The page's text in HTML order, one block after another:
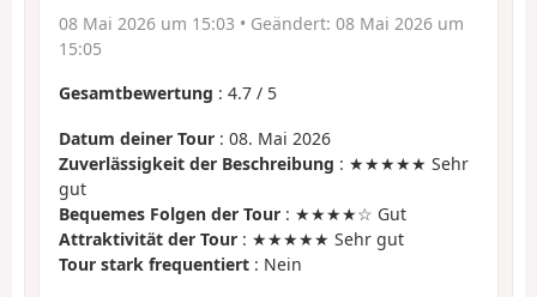
08 Mai 2026 um 15:03 • Geändert: 08 Mai 2026 um
15:05
Gesamtbewertung : 4.7 / 5
Datum deiner Tour : 08. Mai 2026
Zuverlässigkeit der Beschreibung : ★★★★★ Sehr
gut
Bequemes Folgen der Tour : ★★★★☆ Gut
Attraktivität der Tour : ★★★★★ Sehr gut
Tour stark frequentiert : Nein